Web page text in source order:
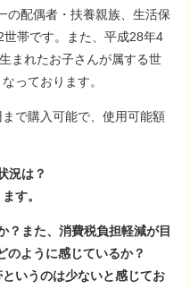
の配偶者・扶養親族、生活保
帯です。また、平成28年4
まれたお子さんが属する世
っております。
で購入可能で、使用可能額
況は？
す。
？また、消費税負担軽減が目
のように感じているか？
いうのは少ないと感じてお